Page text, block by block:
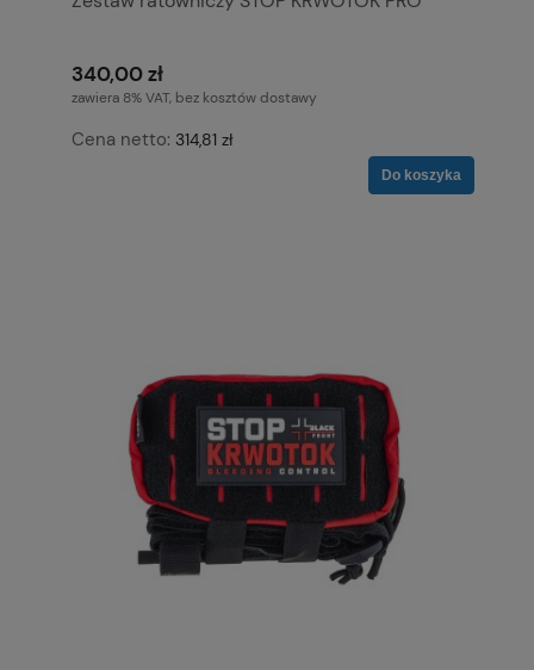
340,00 zł
zawiera 8% VAT, bez kosztów dostawy
Cena netto: 314,81 zł
Do koszyka